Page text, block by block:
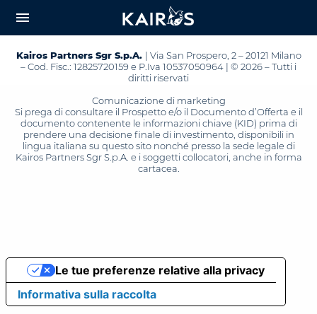
CONTENT
menu
Kairos Partners Sgr S.p.A. | Via San Prospero, 2 – 20121 Milano
– Cod. Fisc.: 12825720159 e P.Iva 10537050964 | © 2026 – Tutti i
diritti riservati
Comunicazione di marketing
Si prega di consultare il Prospetto e/o il Documento d’Offerta e il
documento contenente le informazioni chiave (KID) prima di
prendere una decisione finale di investimento, disponibili in
lingua italiana su questo sito nonché presso la sede legale di
Kairos Partners Sgr S.p.A. e i soggetti collocatori, anche in forma
cartacea.
Informativa sulla raccolta
Le tue preferenze relative alla privacy